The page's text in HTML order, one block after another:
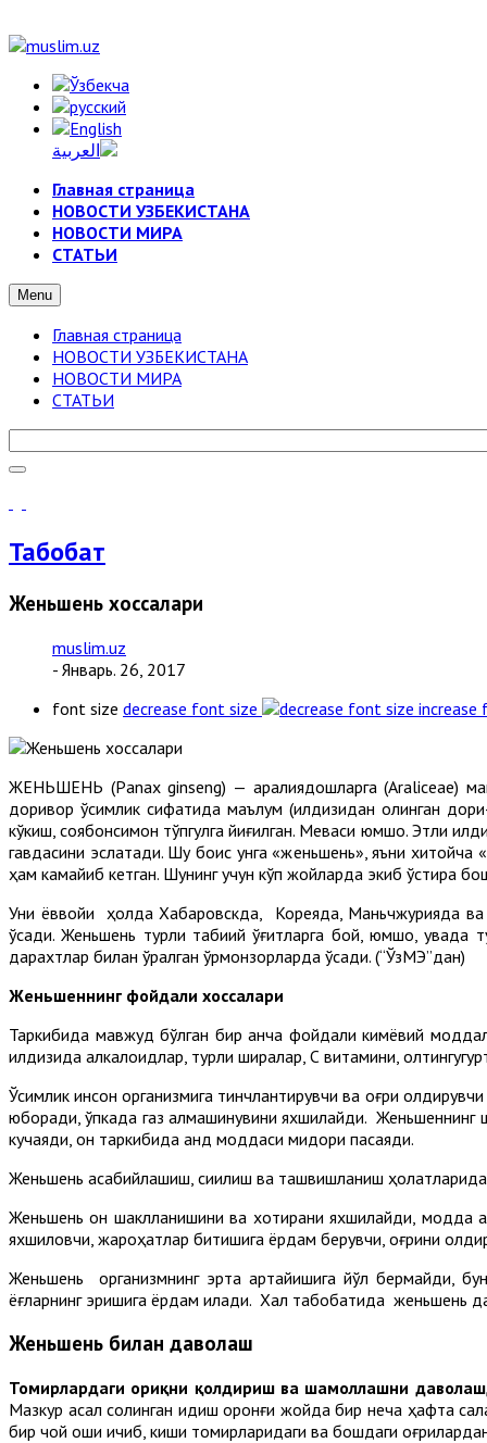
Главная страница
НОВОСТИ УЗБЕКИСТАНА
НОВОСТИ МИРА
СТАТЬИ
Menu
Главная страница
НОВОСТИ УЗБЕКИСТАНА
НОВОСТИ МИРА
СТАТЬИ
Табобат
Женьшень хоссалари
muslim.uz
- Январь. 26, 2017
font size decrease font size increase
ЖЕНЬШЕНЬ (Рanax ginseng) — аралиядошларга (Araliceae)
доривор ўсимлик сифатида маълум (илдизидан олинган
кўкиш, соябонсимон тўпгулга йиғилган. Меваси юмшоқ. Этли
гавдасини эслатади. Шу боис унга «женьшень», яъни
ҳам камайиб кетган. Шунинг учун кўп жойларда экиб ўстира
Уни ёввойи ҳолда Хабаровскда, Кореяда, Маньчжурияда ва
ўсади. Женьшень турли табиий ўғитларга бой, юмшоқ,
дарахтлар билан ўралган ўрмонзорларда ўсади. (“ЎзМЭ”дан)
Женьшеннинг фойдали хоссалари
Таркибида мавжуд бўлган бир қанча фойдали кимёвий
илдизида алкалоидлар, турли ширалар, С витамини,
Ўсимлик инсон организмига тинчлантирувчи ва оғриқ
юборади, ўпкада газ алмашинувини яхшилайди.
кучаяди, қон таркибида қанд моддаси миқдори пасаяди.
Женьшень асабийлашиш, сиқилиш ва ташвишланиш ҳолатларида
Женьшень қон шаклланишини ва хотирани яхшилайди, модда
яхшиловчи, жароҳатлар битишига ёрдам берувчи, оғриқни
Женьшень организмнинг эрта қартайишига йўл бермайди,
ёғларнинг эришига ёрдам қилади. Халқ табобатида женьшень
Женьшень билан даволаш
Томирлардаги оғриқни қолдириш ва шамоллашни
Мазкур асал солинган идиш қоронғи жойда бир неча ҳафта
бир чой қошиқ ичиб, киши томирларидаги ва бошдаги